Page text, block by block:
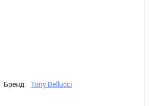
Бренд: Tony Bellucci